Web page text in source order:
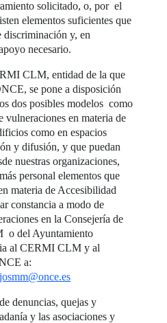
solicitado, o, por el
elementos suficientes que
discriminación y, en
necesario.
CLM, entidad de la que
se pone a disposición
dos posibles modelos como
vulneraciones en materia de
como en espacios
y difusión, y que puedan
nuestras organizaciones,
personal elementos que
materia de Accesibilidad
constancia a modo de
en la Consejería de
o del Ayuntamiento
al CERMI CLM y al
a:
josmm@once.es
denuncias, quejas y
y las asociaciones y